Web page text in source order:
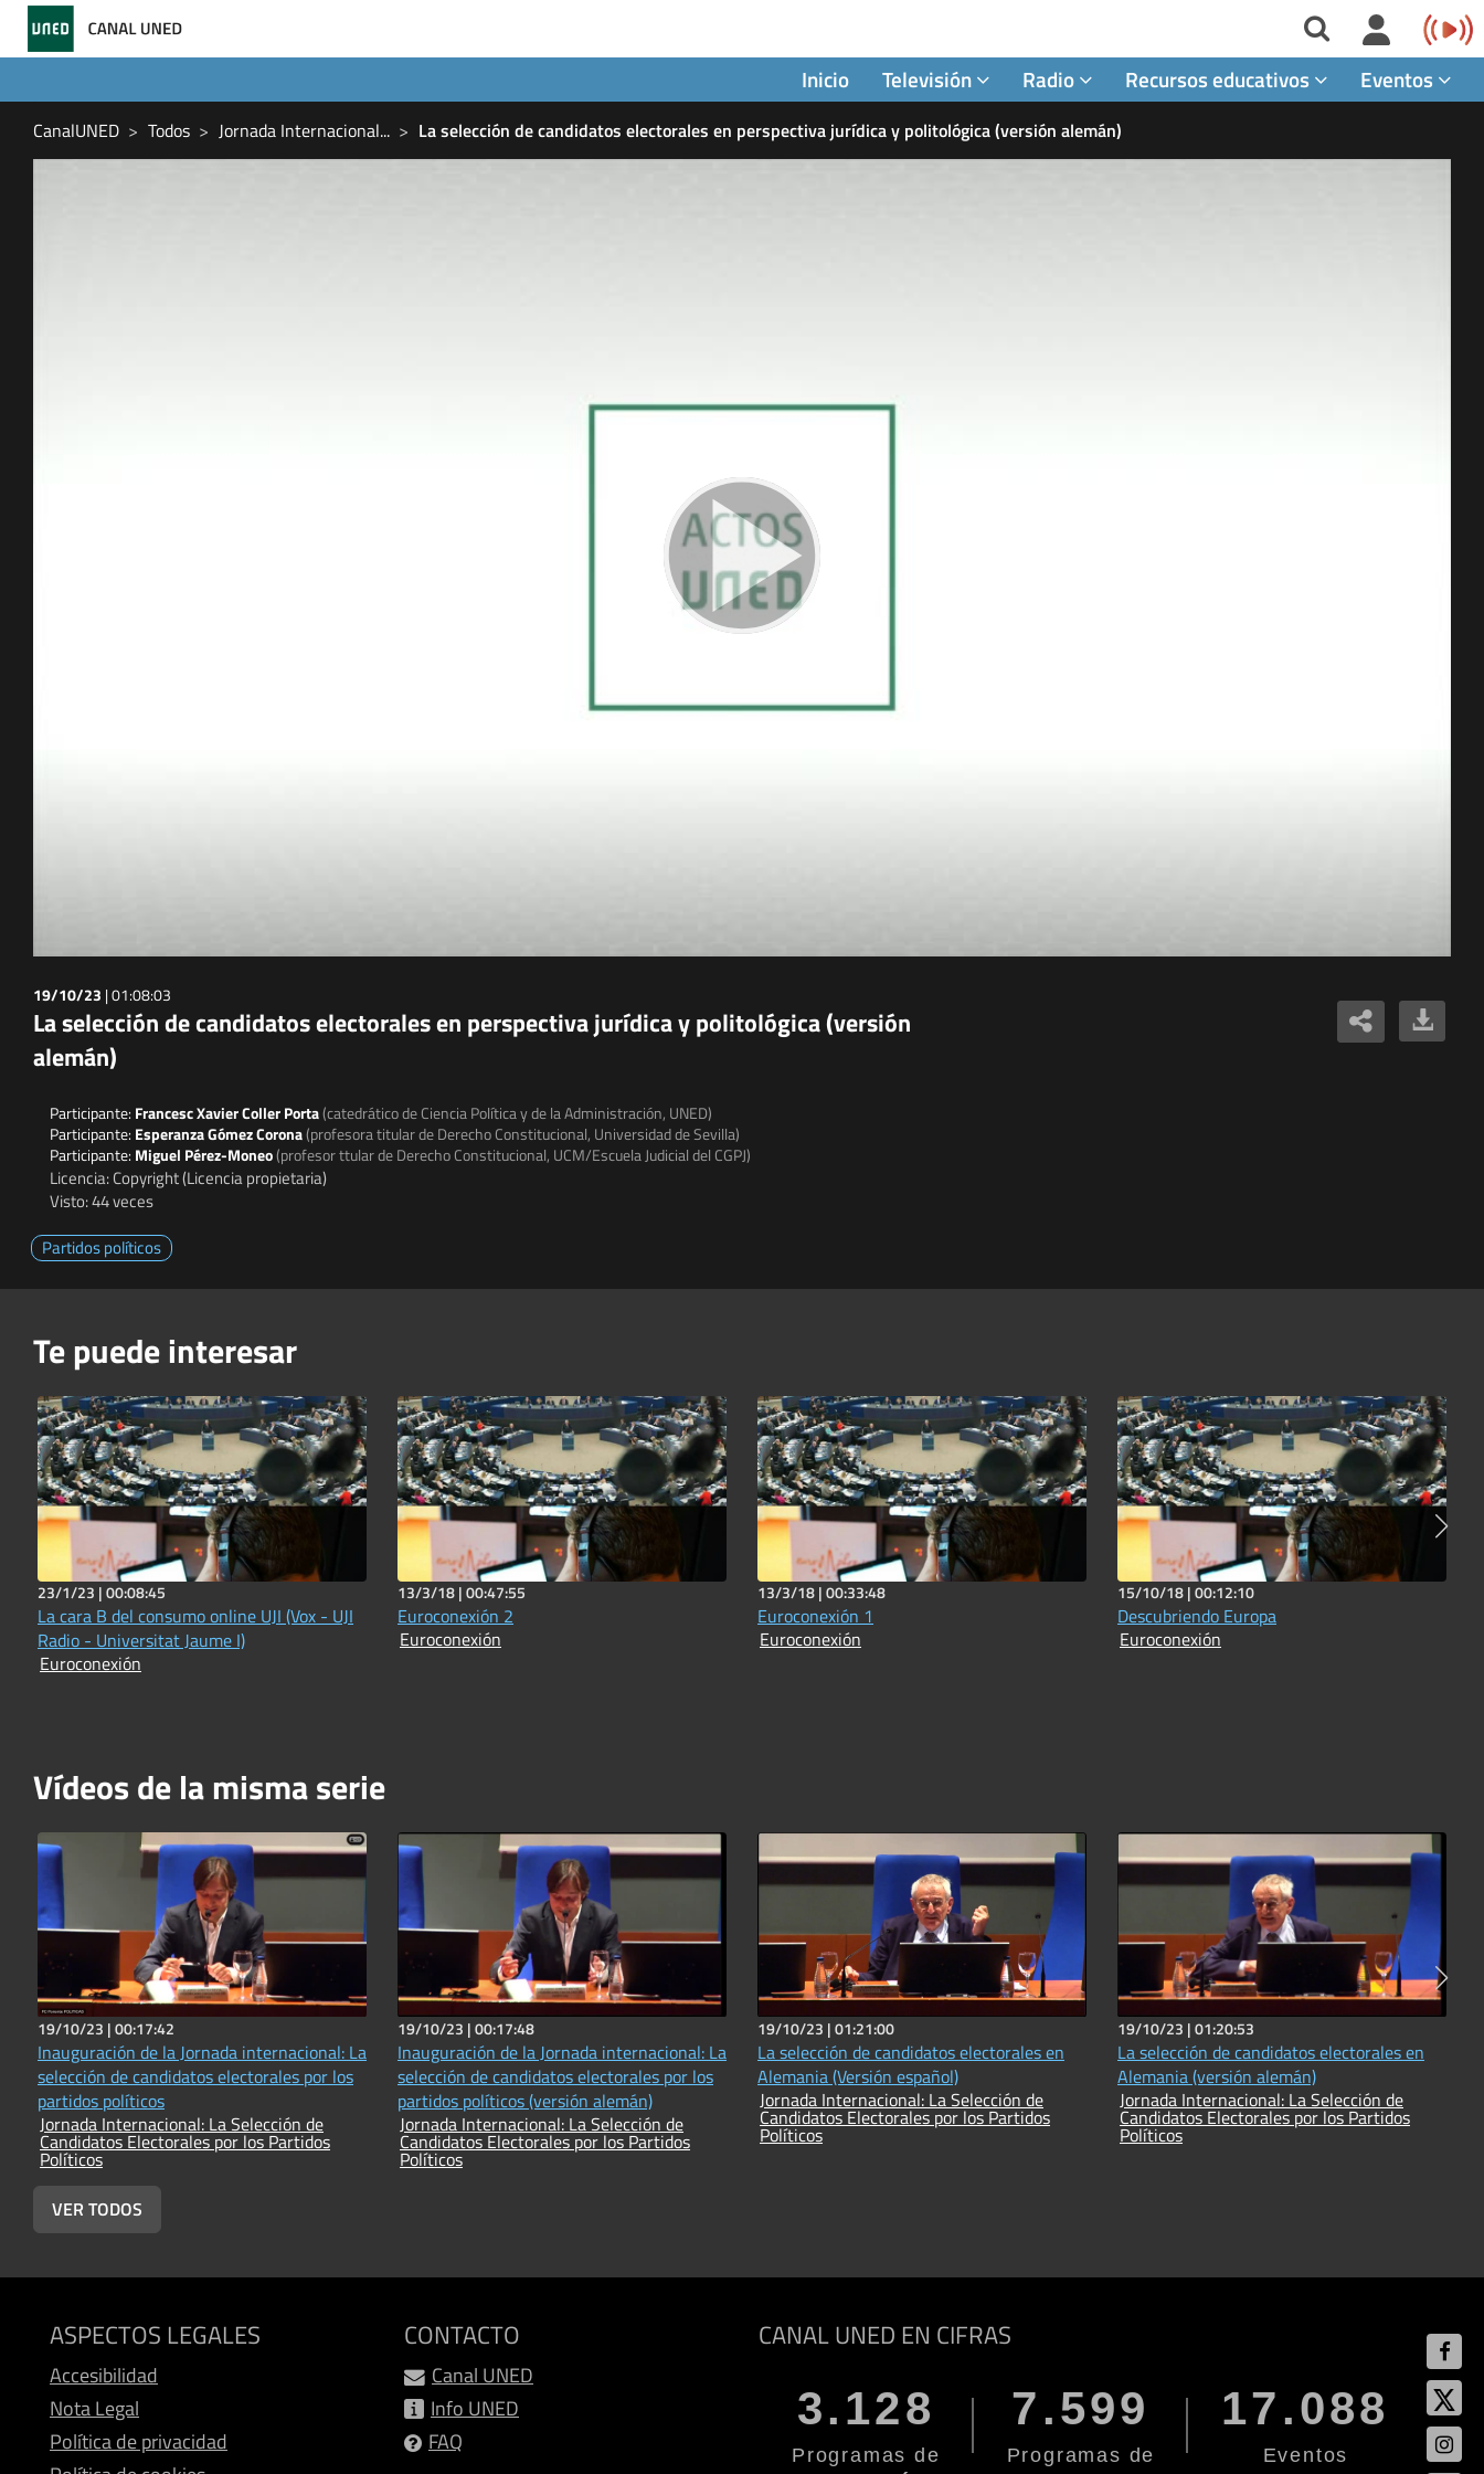
Inicio Televisión Radio Recursos educativos Eventos
CanalUNED Todos Jornada Internacional... La selección de candidatos electorales en perspectiva jurídica y politológica (versión alemán)
19/10/23 |01:08:03
La selección de candidatos electorales en perspectiva jurídica y politológica (versión
alemán)
Participante: Francesc Xavier Coller Porta(catedrático de Ciencia Política y de la Administración, UNED)
Participante: Esperanza Gómez Corona(profesora titular de Derecho Constitucional, Universidad de Sevilla)
Participante: Miguel Pérez-Moneo(profesor ttular de Derecho Constitucional, UCM/Escuela Judicial del CGPJ)
Licencia: Copyright (Licencia propietaria)
Visto: 44 veces
Partidos políticos
Te puede interesar
23/1/23 |00:08:45
La cara B del consumo online UJI (Vox - UJI
Radio - Universitat Jaume I)
Euroconexión
13/3/18 |00:47:55
Euroconexión 2
Euroconexión
13/3/18 |00:33:48
Euroconexión 1
Euroconexión
15/10/18 |00:12:10
Descubriendo Europa
Euroconexión
Vídeos de la misma serie
19/10/23 |00:17:42
Inauguración de la Jornada internacional: La
selección de candidatos electorales por los
partidos políticos
Jornada Internacional: La Selección de
Candidatos Electorales por los Partidos
Políticos
19/10/23 |00:17:48
Inauguración de la Jornada internacional: La
selección de candidatos electorales por los
partidos políticos (versión alemán)
Jornada Internacional: La Selección de
Candidatos Electorales por los Partidos
Políticos
19/10/23 |01:21:00
La selección de candidatos electorales en
Alemania (Versión español)
Jornada Internacional: La Selección de
Candidatos Electorales por los Partidos
Políticos
19/10/23 |01:20:53
La selección de candidatos electorales en
Alemania (versión alemán)
Jornada Internacional: La Selección de
Candidatos Electorales por los Partidos
Políticos
VER TODOS
ASPECTOS LEGALES
Accesibilidad
Nota Legal
Política de privacidad
CONTACTO
Canal UNED
Info UNED
FAQ
CANAL UNED EN CIFRAS
3.128
Programas de
7.599
Programas de
17.088
Eventos